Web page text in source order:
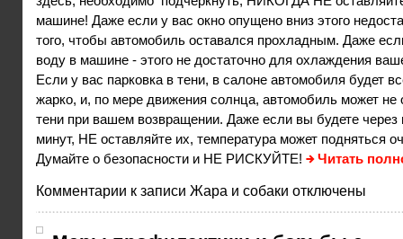
машине! Даже если у вас окно опущено вниз этого
того, чтобы автомобиль оставался прохладным. Даже
воду в машине - этого не достаточно для охлаждения
Если у вас парковка в тени, в салоне автомобиля будет
жарко, и, по мере движения солнца, автомобиль может не
тени при вашем возвращении. Даже если вы будете через
минут, НЕ оставляйте их, температура может подняться
Думайте о безопасности и НЕ РИСКУЙТЕ!
Читать
Комментарии к записи Жара и собаки отключены